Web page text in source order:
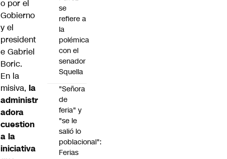
o por el
Gobierno
y el
president
e Gabriel
Boric.
En la
misiva, la
administr
adora
cuestion
a la
iniciativa
se
refiere a
la
polémica
con el
senador
Squella
"Señora
de
feria" y
"se le
salió lo
poblacional":
Ferias